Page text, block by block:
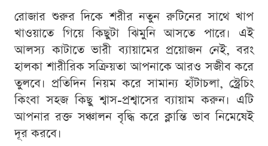
রোজার শুরুর দিকে শরীর নতুন রুটিনের সাথে খাপ
খাওয়াতে গিয়ে কিছুটা ঝিমুনি আসতে পারে। এই
আলস্য কাটাতে ভারী ব্যায়ামের প্রয়োজন নেই, বরং
হালকা শারীরিক সক্রিয়তা আপনাকে আরও সজীব করে
তুলবে। প্রতিদিন নিয়ম করে সামান্য হাঁটাচলা, স্ট্রেচিং
কিংবা সহজ কিছু শ্বাস-প্রশ্বাসের ব্যায়াম করুন। এটি
আপনার রক্ত সঞ্চালন বৃদ্ধি করে ক্লান্তি ভাব নিমেষেই
দূর করবে।